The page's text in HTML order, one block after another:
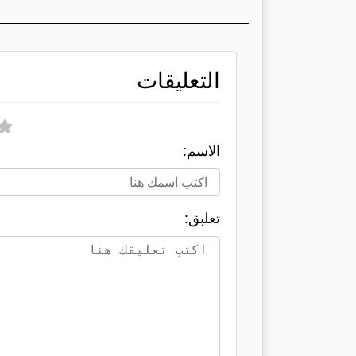
التعليقات
الاسم:
تعلبق: